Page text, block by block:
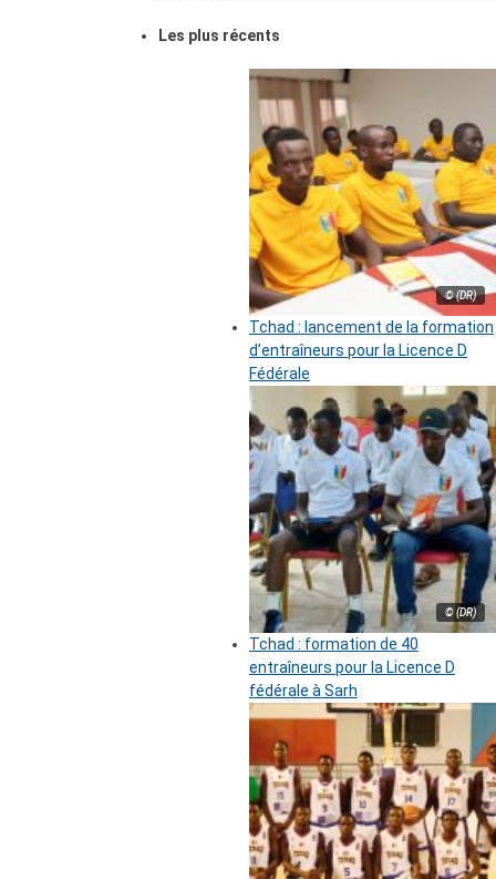
Les plus récents
© (DR)
Tchad : lancement de la formation
d’entraîneurs pour la Licence D
Fédérale
© (DR)
Tchad : formation de 40
entraîneurs pour la Licence D
fédérale à Sarh